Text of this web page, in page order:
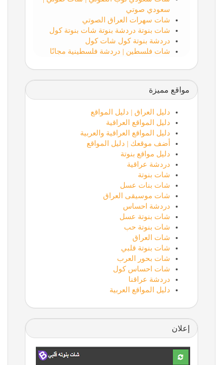
سعودي صوتي
شات سهرات العراق الصوتي
شات بنوتة دردشة بنوتة شات بنوتة كول
دردشة بنوتة كول شات كول
شات فلسطين | دردشة فلسطينية مجانًا
مواقع مميزة
دليل العراق | دليل المواقع
دليل المواقع العراقية
دليل المواقع العراقية والعربية
أضف موقعك | دليل المواقع
دليل مواقع بنوتة
دردشة عراقية
شات بنوتة
شات بنات عسل
شات موسيقى العراق
دردشة احساس
شات بنوتة عسل
شات بنوتة حب
شات العراق
شات بنوتة قلبي
شات بحور العرب
شات احساس كول
دردشة عراقنا
دليل المواقع العربية
إعلان